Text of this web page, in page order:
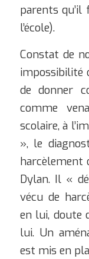
parents qu’il
l’école).
Constat de
impossibilité
de donner
comme
scolaire, à
», le
harcèlement
Dylan. Il «
vécu de
en lui, doute
lui. Un
est mis en